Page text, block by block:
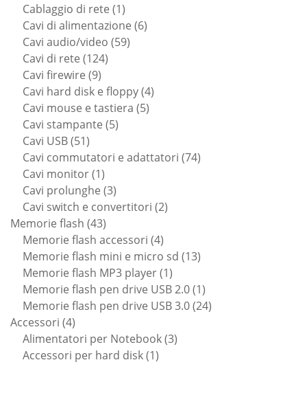
prodotti
Cablaggio di rete 11
prodotto
Cavi di alimentazione 66
Cavi audio/video 5959
Cavi di rete 124124
Cavi firewire 99
prodotti
Cavi hard disk e floppy 44
Cavi mouse e tastiera 55
Cavi stampante 55
Cavi USB 5151
prodotti
Cavi commutatori e adattatori 7474
Cavi monitor 11
prodotto
Cavi prolunghe 33
prodotti
Cavi switch e convertitori 22
Memorie flash 4343
prodotti
Memorie flash accessori 44
prodotti
Memorie flash mini e micro sd 1313
Memorie flash MP3 player 11
prodotto
Memorie flash pen drive USB 2.0 11
prodotto
Memorie flash pen drive USB 3.0 2424
Accessori 44
prodotti
Alimentatori per Notebook 33
Accessori per hard disk 11